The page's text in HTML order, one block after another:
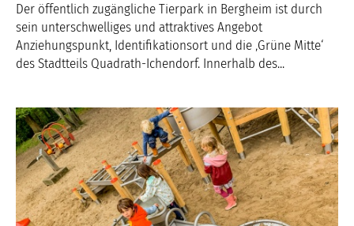
Der öffentlich zugängliche Tierpark in Bergheim ist durch
sein unterschwelliges und attraktives Angebot
Anziehungspunkt, Identifikationsort und die ‚Grüne Mitte‘
des Stadtteils Quadrath-Ichendorf. Innerhalb des...